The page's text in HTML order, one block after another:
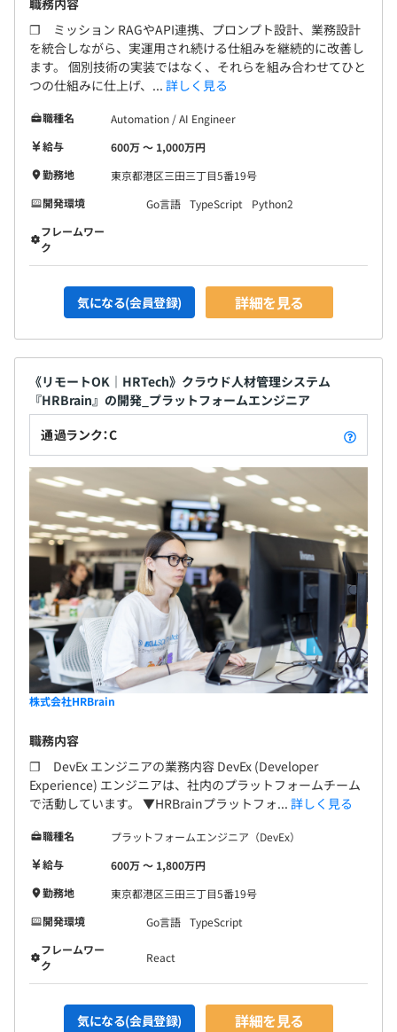
職務内容
❐ ミッション RAGやAPI連携、プロンプト設計、業務設計
を統合しながら、実運用され続ける仕組みを継続的に改善し
ます。 個別技術の実装ではなく、それらを組み合わせてひと
つの仕組みに仕上げ、... 詳しく見る
職種名
Automation / AI Engineer
給与
600万 〜 1,000万円
勤務地
東京都港区三田三丁目5番19号
開発環境
Go言語 TypeScript
Python2
フレームワー
ク
気になる(会員登録) 詳細を見る
《リモートOK｜HRTech》クラウド人材管理システム
『HRBrain』の開発_プラットフォームエンジニア
通過ランク：C
株式会社HRBrain
職務内容
❐ DevEx エンジニアの業務内容 DevEx (Developer
Experience) エンジニアは、社内のプラットフォームチーム
で活動しています。 ▼HRBrainプラットフォ... 詳しく見る
職種名
プラットフォームエンジニア（DevEx）
給与
600万 〜 1,800万円
勤務地
東京都港区三田三丁目5番19号
開発環境
Go言語 TypeScript
フレームワー
ク
React
気になる(会員登録) 詳細を見る